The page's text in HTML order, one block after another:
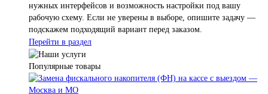
нужных интерфейсов и возможность настройки под вашу
рабочую схему. Если не уверены в выборе, опишите задачу —
подскажем подходящий вариант перед заказом.
Перейти в раздел
Популярные товары